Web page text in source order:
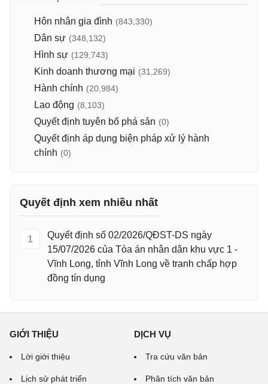
Hôn nhân gia đình (843,330)
Dân sự (348,132)
Hình sự (129,743)
Kinh doanh thương mại (31,269)
Hành chính (20,984)
Lao động (8,103)
Quyết định tuyên bố phá sản (0)
Quyết định áp dụng biện pháp xử lý hành
chính (0)
Quyết định xem nhiều nhất
1
Quyết định số 02/2026/QĐST-DS ngày
15/07/2026 của Tòa án nhân dân khu vực 1 -
Vĩnh Long, tỉnh Vĩnh Long về tranh chấp hợp
đồng tín dụng
GIỚI THIỆU
Lời giới thiệu
Lịch sử phát triển
DỊCH VỤ
Tra cứu văn bản
Phân tích văn bản